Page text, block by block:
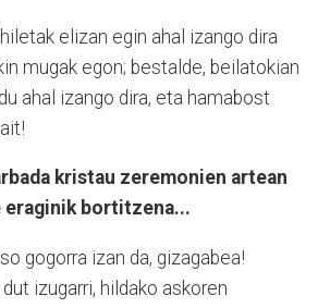
elizan egin ahal izango dira
mugak egon; bestalde, beilatokian
ahal izango dira, eta hamabost
kristau zeremonien artean
eraginik bortitzena...
gogorra izan da, gizagabea!
izugarri, hildako askoren